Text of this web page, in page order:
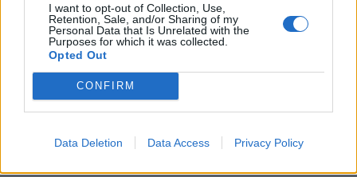
I want to opt-out of Collection, Use,
Retention, Sale, and/or Sharing of my
Personal Data that Is Unrelated with the
Purposes for which it was collected.
Opted Out
CONFIRM
Data Deletion Data Access Privacy Policy
KLIPPTA FRALLOR
degen i mjöl och klipp den i bitar. Så enkelt och smidigt! Här